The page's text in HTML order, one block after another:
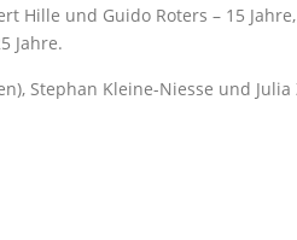
Hille und Guido Roters – 15
Jahre.
Stephan Kleine-Niesse und